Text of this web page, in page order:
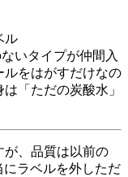
ル
いタイプが仲間入
ルをはがすだけなの
「ただの炭酸水」
が、品質は以前の
にラベルを外しただ